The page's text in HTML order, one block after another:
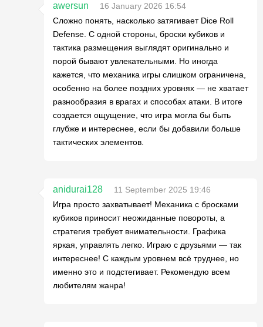
awersun
16 January 2026 16:54
Сложно понять, насколько затягивает Dice Roll
Defense. С одной стороны, броски кубиков и
тактика размещения выглядят оригинально и
порой бывают увлекательными. Но иногда
кажется, что механика игры слишком ограничена,
особенно на более поздних уровнях — не хватает
разнообразия в врагах и способах атаки. В итоге
создается ощущение, что игра могла бы быть
глубже и интереснее, если бы добавили больше
тактических элементов.
anidurai128
11 September 2025 19:46
Игра просто захватывает! Механика с бросками
кубиков приносит неожиданные повороты, а
стратегия требует внимательности. Графика
яркая, управлять легко. Играю с друзьями — так
интереснее! С каждым уровнем всё труднее, но
именно это и подстегивает. Рекомендую всем
любителям жанра!